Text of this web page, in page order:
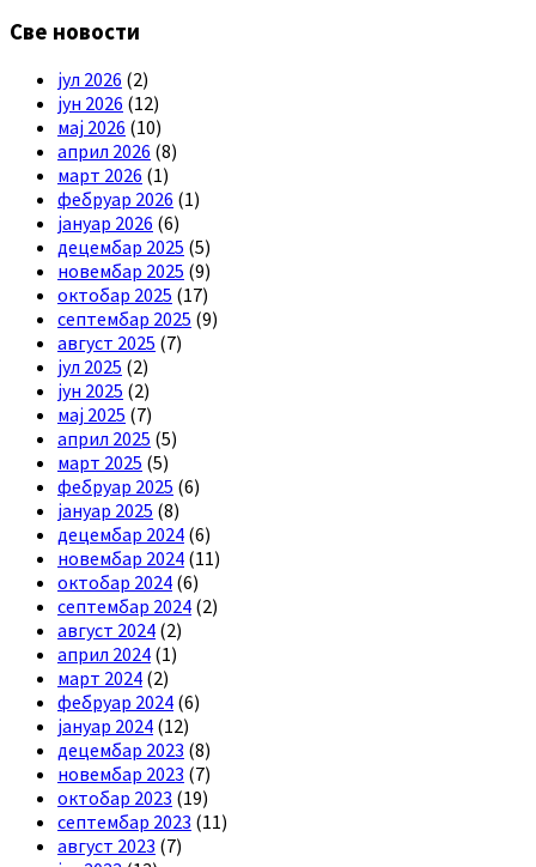
Све новости
јул 2026 (2)
јун 2026 (12)
мај 2026 (10)
април 2026 (8)
март 2026 (1)
фебруар 2026 (1)
јануар 2026 (6)
децембар 2025 (5)
новембар 2025 (9)
октобар 2025 (17)
септембар 2025 (9)
август 2025 (7)
јул 2025 (2)
јун 2025 (2)
мај 2025 (7)
април 2025 (5)
март 2025 (5)
фебруар 2025 (6)
јануар 2025 (8)
децембар 2024 (6)
новембар 2024 (11)
октобар 2024 (6)
септембар 2024 (2)
август 2024 (2)
април 2024 (1)
март 2024 (2)
фебруар 2024 (6)
јануар 2024 (12)
децембар 2023 (8)
новембар 2023 (7)
октобар 2023 (19)
септембар 2023 (11)
август 2023 (7)